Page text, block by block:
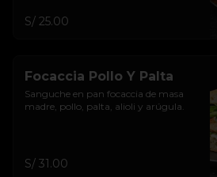
S/ 25.00
Focaccia Pollo Y Palta
Sanguche en pan focaccia de masa
madre, pollo, palta, alioli y arúgula.
S/ 31.00